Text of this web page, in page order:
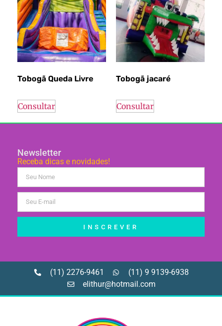
Tobogã Queda Livre
Consultar
Tobogã jacaré
Consultar
Newsletter
Receba dicas e novidades!
INSCREVER
(11) 2276-9461
(11) 9 9139-6938
elithur@hotmail.com